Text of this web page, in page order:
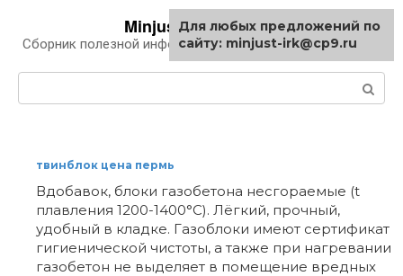
контенту
Minjust-irk.ru
Сборник полезной информации про автомобили
твинблок цена пермь
Вдобавок, блоки газобетона несгораемые (t
плавления 1200-1400°С). Лёгкий, прочный,
удобный в кладке. Газоблоки имеют сертификат
гигиенической чистоты, а также при нагревании
газобетон не выделяет в помещение вредных
Для любых предложений по
сайту: minjust-irk@cp9.ru